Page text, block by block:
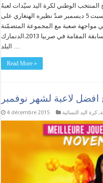
الوطني لكرة اليد سيّدات لعبهُ
ببطولة العالم الثانية و العشرين و ذلك يوم السبت 5 ديسمبر ضدّ نظيره الهنغاري على
مواجهة صعبة مع المجموعة المتضمّنة
لثلاث فرق من المربّع الذهبي في البطولة السابقة المقامة في صربيا 2013.الدنمارك
البلد …
Read More »
افضل لاعبة لشهر نوفمبر
4 décembre 2015 , كرة اليد النسائية